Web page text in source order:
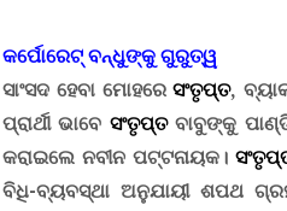
କର୍ପୋରେଟ୍ ବନ୍ଧୁଙ୍କୁ ଗୁରୁତ୍ୱ
ସାଂସଦ ହେବା ମୋହରେସଂତୃପ୍ତ,
ପ୍ରାର୍ଥୀ ଭାବେ ସଂତୃପ୍ତବାବୁଙ୍କୁ
କରାଇଲେ ନବୀନ ପଟ୍ଟନାୟକ ।
ବିଧି-ବ୍ୟବସ୍ଥା ଅନୁଯାୟୀ ଶପଥ